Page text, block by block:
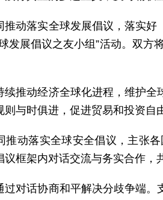
推动落实全球发展倡议，落实
发展倡议之友小组”活动。双
续推动经济全球化进程，维护
则与时俱进，促进贸易和投资自
推动落实全球安全倡议，主张
议框架内对话交流与务实合作
过对话协商和平解决分歧争端